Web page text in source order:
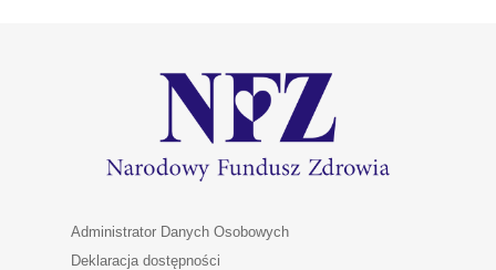
Administrator Danych Osobowych
Deklaracja dostępności